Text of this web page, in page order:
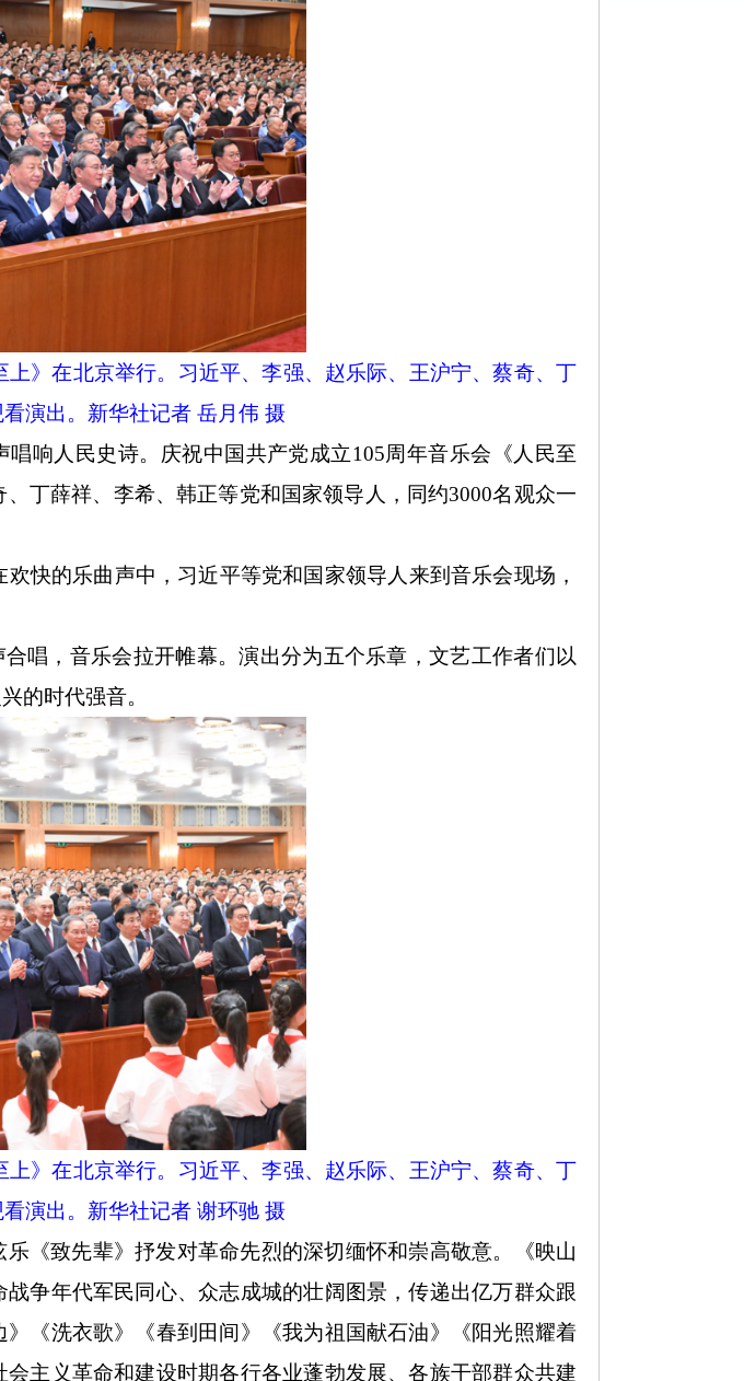
》在北京举行。习近平、李强、赵乐际、王沪宁、蔡奇、丁
演出。新华社记者 岳月伟 摄
响人民史诗。庆祝中国共产党成立105周年音乐会《人民至
丁薛祥、李希、韩正等党和国家领导人，同约3000名观众一
欢快的乐曲声中，习近平等党和国家领导人来到音乐会现场，
唱，音乐会拉开帷幕。演出分为五个乐章，文艺工作者们以
的时代强音。
》在北京举行。习近平、李强、赵乐际、王沪宁、蔡奇、丁
演出。新华社记者 谢环驰 摄
《致先辈》抒发对革命先烈的深切缅怀和崇高敬意。《映山
争年代军民同心、众志成城的壮阔图景，传递出亿万群众跟
《洗衣歌》《春到田间》《我为祖国献石油》《阳光照耀着
主义革命和建设时期各行各业蓬勃发展、各族干部群众共建